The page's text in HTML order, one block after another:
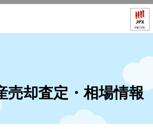
売却査定・相場情報